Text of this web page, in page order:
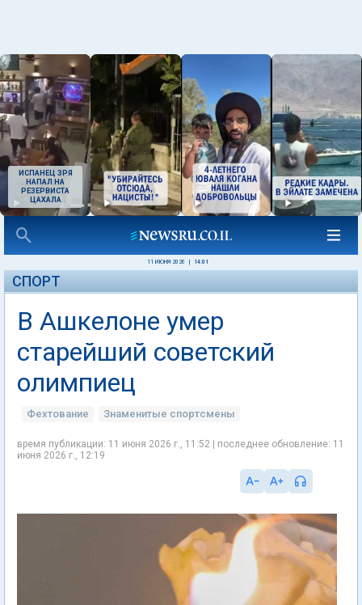
ИСПАНЕЦ ЗРЯ
НАПАЛ НА
РЕЗЕРВИСТА
ЦАХАЛА
11 ИЮНЯ 2026 14:01
СПОРТ
В Ашкелоне умер
старейший советский
олимпиец
Фехтование Знаменитые спортсмены
время публикации: 11 июня 2026 г., 11:52 | последнее обновление: 11
июня 2026 г., 12:19